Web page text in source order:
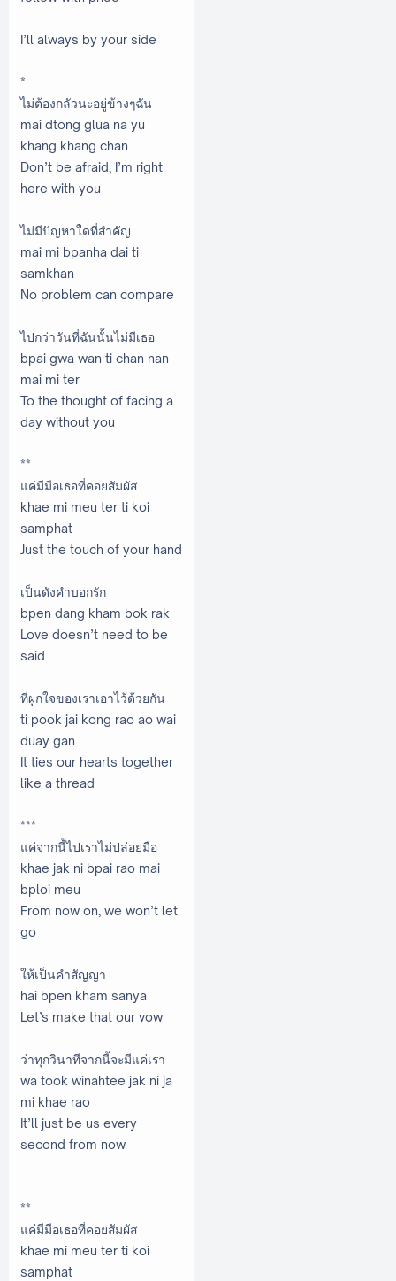
I’ll always by your side
*
ไม่ต้องกลัวนะอยู่ข้างๆฉัน
mai dtong glua na yu
khang khang chan
Don’t be afraid, I’m right
here with you
ไม่มีปัญหาใดที่สำคัญ
mai mi bpanha dai ti
samkhan
No problem can compare
ไปกว่าวันที่ฉันนั้นไม่มีเธอ
bpai gwa wan ti chan nan
mai mi ter
To the thought of facing a
day without you
**
แค่มีมือเธอที่คอยสัมผัส
khae mi meu ter ti koi
samphat
Just the touch of your hand
เป็นดังคำบอกรัก
bpen dang kham bok rak
Love doesn’t need to be
said
ที่ผูกใจของเราเอาไว้ด้วยกัน
ti pook jai kong rao ao wai
duay gan
It ties our hearts together
like a thread
***
แค่จากนี้ไปเราไม่ปล่อยมือ
khae jak ni bpai rao mai
bploi meu
From now on, we won’t let
go
ให้เป็นคำสัญญา
hai bpen kham sanya
Let’s make that our vow
ว่าทุกวินาทีจากนี้จะมีแค่เรา
wa took winahtee jak ni ja
mi khae rao
‌It’ll just be us every
second from now
**
แค่มีมือเธอที่คอยสัมผัส
khae mi meu ter ti koi
samphat